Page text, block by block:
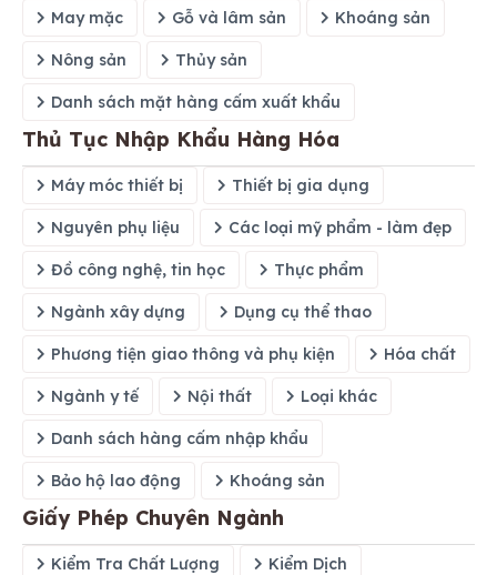
May mặc Gỗ và lâm sản Khoáng sản
Nông sản Thủy sản
Danh sách mặt hàng cấm xuất khẩu
Thủ Tục Nhập Khẩu Hàng Hóa
Máy móc thiết bị Thiết bị gia dụng
Nguyên phụ liệu Các loại mỹ phẩm - làm đẹp
Đồ công nghệ, tin học Thực phẩm
Ngành xây dựng Dụng cụ thể thao
Phương tiện giao thông và phụ kiện Hóa chất
Ngành y tế Nội thất Loại khác
Danh sách hàng cấm nhập khẩu
Bảo hộ lao động Khoáng sản
Giấy Phép Chuyên Ngành
Kiểm Tra Chất Lượng Kiểm Dịch